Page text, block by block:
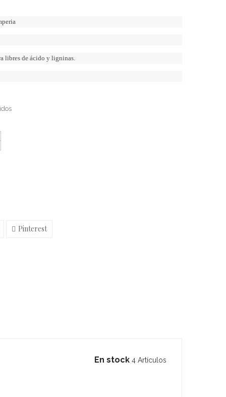
libres de ácido y ligninas.
Pinterest
En stock 4 Artículos